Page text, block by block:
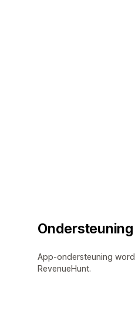
Ondersteuning
App-ondersteuning
RevenueHunt.